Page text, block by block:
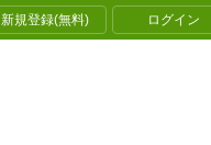
新規登録(無料) ログイン